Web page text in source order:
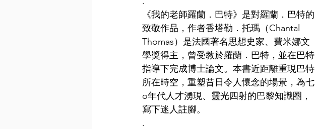
《我的老師羅蘭．巴特》是對羅蘭．巴特的
致敬作品，作者香塔勒．托瑪（Chantal
Thomas）是法國著名思想史家、費米娜文
學獎得主，曾受教於羅蘭．巴特，並在巴特
指導下完成博士論文。本書近距離重現巴特
所在時空，重塑昔日令人懷念的場景，為七
o年代人才湧現、靈光四射的巴黎知識圈，
寫下迷人註腳。
.